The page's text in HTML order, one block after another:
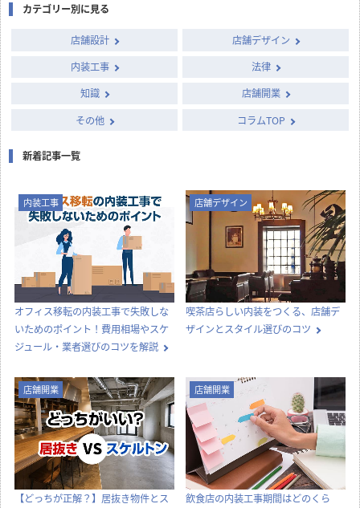
カテゴリー別に見る
店舗設計
店舗デザイン
内装工事
法律
知識
店舗開業
その他
コラムTOP
新着記事一覧
内装工事
オフィス移転の内装工事で失敗しな
いためのポイント！費用相場やスケ
ジュール・業者選びのコツを解説
店舗デザイン
喫茶店らしい内装をつくる、店舗デ
ザインとスタイル選びのコツ
店舗開業
【どっちが正解？】居抜き物件とス
店舗開業
飲食店の内装工事期間はどのくら